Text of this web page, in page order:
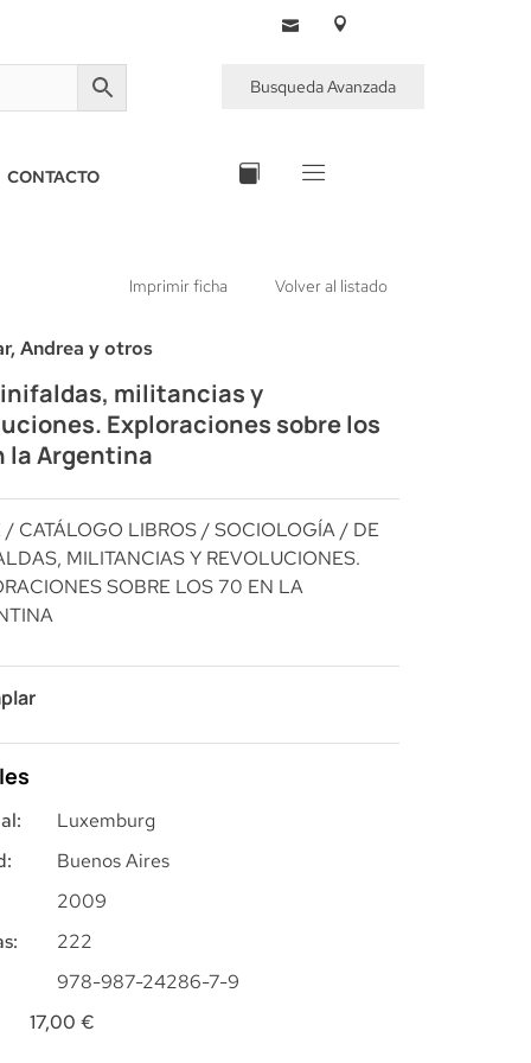
Busqueda Avanzada
CONTACTO
Imprimir ficha Volver al listado
Andrea y otros
militancias y
Exploraciones sobre los
la Argentina
/ CATÁLOGO LIBROS/SOCIOLOGÍA/ DE
MILITANCIAS Y REVOLUCIONES.
SOBRE LOS 70 EN LA
Luxemburg
Buenos Aires
2009
222
978-987-24286-7-9
17,00 €